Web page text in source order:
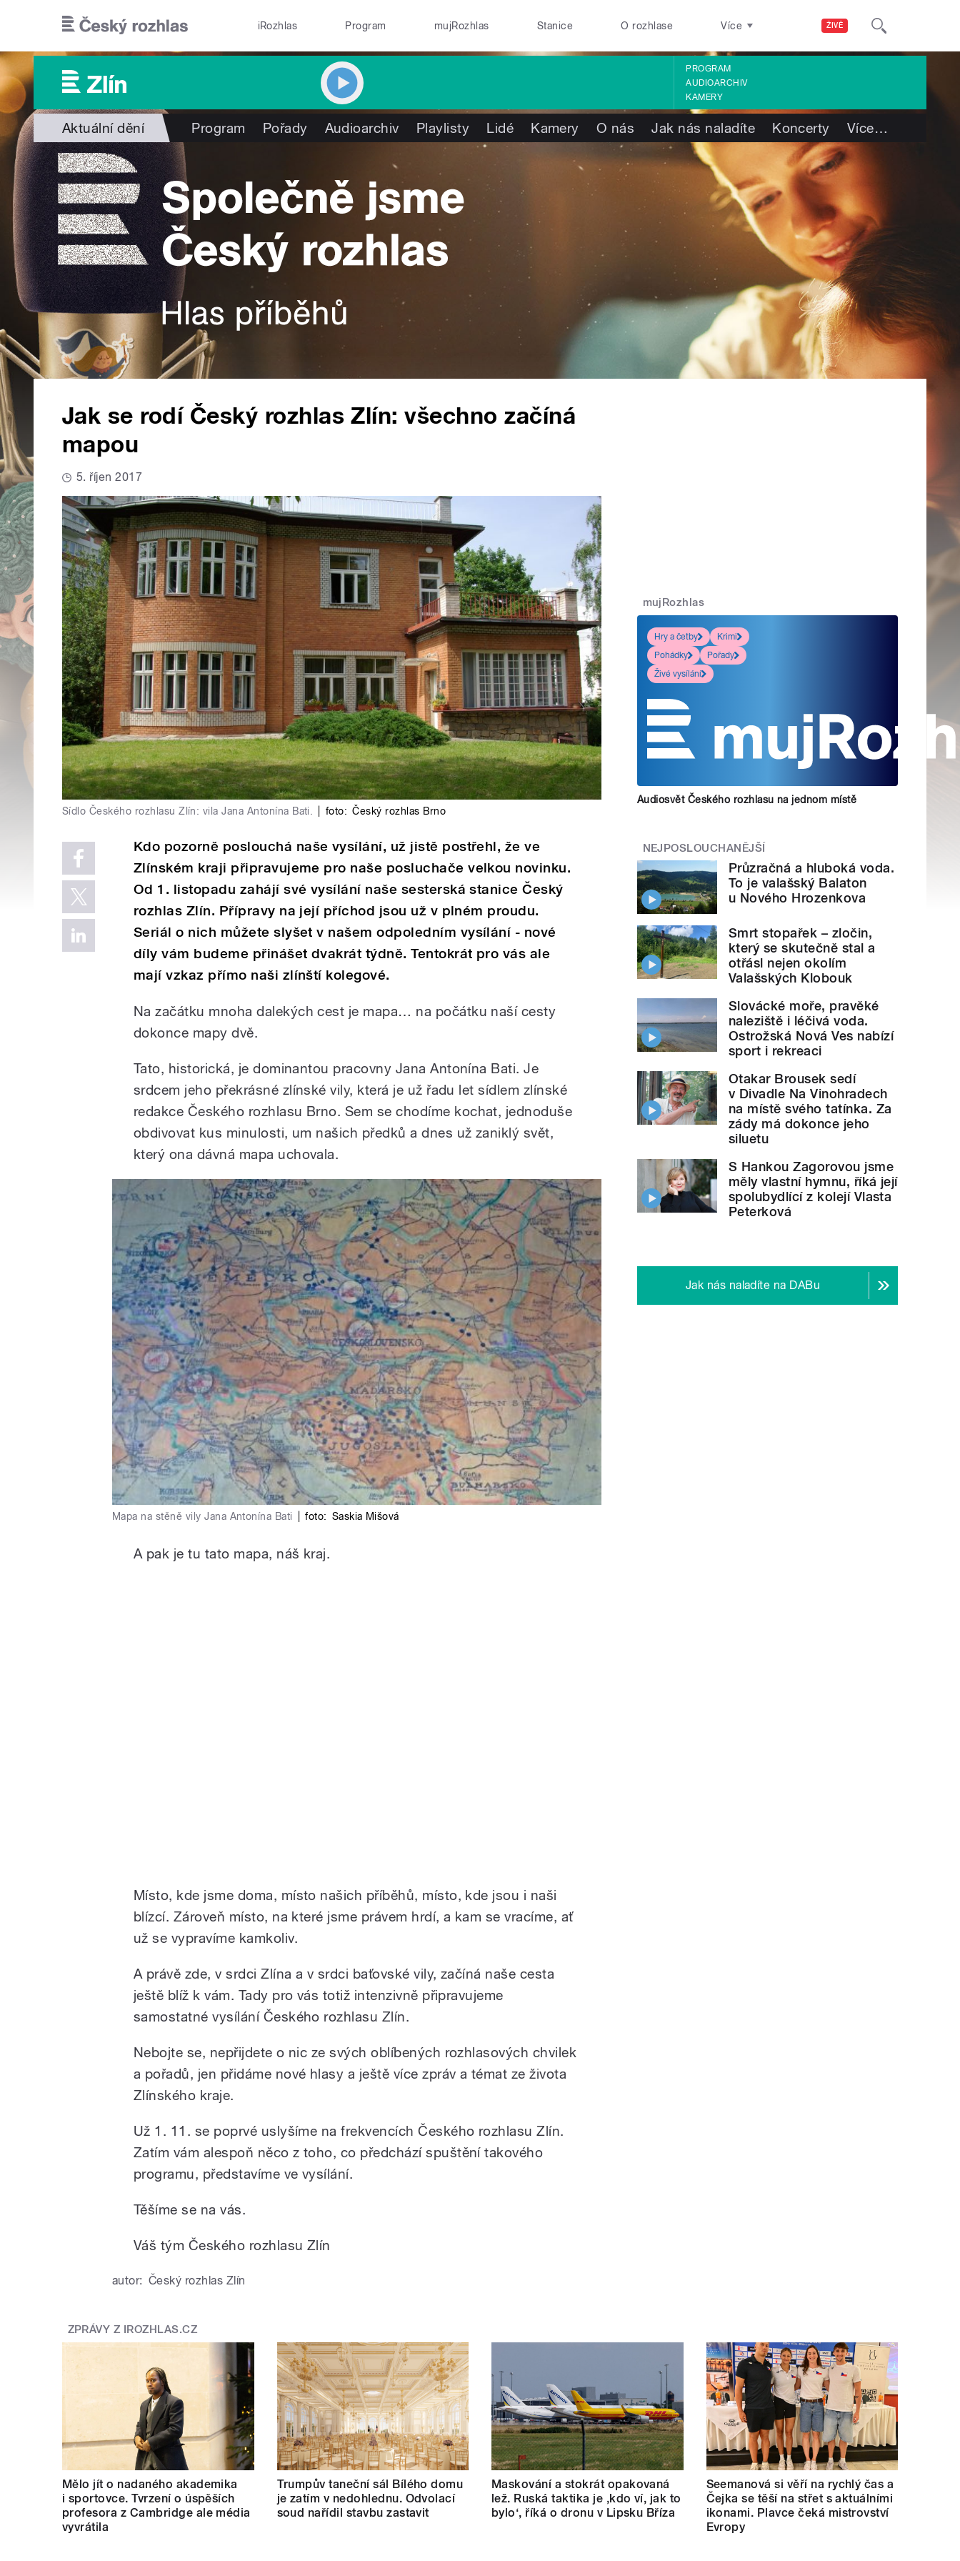
ŽIVĚ
iRozhlas Program mujRozhlas Stanice O rozhlase Více
PROGRAM
AUDIOARCHIV
KAMERY
Aktuální dění Program Pořady Audioarchiv Playlisty Lidé Kamery O nás Jak nás naladíte Koncerty Více…
Jak se rodí Český rozhlas Zlín: všechno začíná
mapou
5. říjen 2017
Sídlo Českého rozhlasu Zlín: vila Jana Antonína Bati. foto: Český rozhlas Brno
Kdo pozorně poslouchá naše vysílání, už jistě postřehl, že ve
Zlínském kraji připravujeme pro naše posluchače velkou novinku.
Od 1. listopadu zahájí své vysílání naše sesterská stanice Český
rozhlas Zlín. Přípravy na její příchod jsou už v plném proudu.
Seriál o nich můžete slyšet v našem odpoledním vysílání - nové
díly vám budeme přinášet dvakrát týdně. Tentokrát pro vás ale
mají vzkaz přímo naši zlínští kolegové.
Na začátku mnoha dalekých cest je mapa… na počátku naší cesty
dokonce mapy dvě.
Tato, historická, je dominantou pracovny Jana Antonína Bati. Je
srdcem jeho překrásné zlínské vily, která je už řadu let sídlem zlínské
redakce Českého rozhlasu Brno. Sem se chodíme kochat, jednoduše
obdivovat kus minulosti, um našich předků a dnes už zaniklý svět,
který ona dávná mapa uchovala.
Mapa na stěně vily Jana Antonína Bati foto: Saskia Mišová
A pak je tu tato mapa, náš kraj.
Místo, kde jsme doma, místo našich příběhů, místo, kde jsou i naši
blízcí. Zároveň místo, na které jsme právem hrdí, a kam se vracíme, ať
už se vypravíme kamkoliv.
A právě zde, v srdci Zlína a v srdci baťovské vily, začíná naše cesta
ještě blíž k vám. Tady pro vás totiž intenzivně připravujeme
samostatné vysílání Českého rozhlasu Zlín.
Nebojte se, nepřijdete o nic ze svých oblíbených rozhlasových chvilek
a pořadů, jen přidáme nové hlasy a ještě více zpráv a témat ze života
Zlínského kraje.
Už 1. 11. se poprvé uslyšíme na frekvencích Českého rozhlasu Zlín.
Zatím vám alespoň něco z toho, co předchází spuštění takového
programu, představíme ve vysílání.
Těšíme se na vás.
Váš tým Českého rozhlasu Zlín
autor: Český rozhlas Zlín
mujRozhlas
Hry a četby
Krimi
Pohádky
Pořady
Živé vysílání
Audiosvět Českého rozhlasu na jednom místě
NEJPOSLOUCHANĚJŠÍ
Průzračná a hluboká voda.
To je valašský Balaton
u Nového Hrozenkova
Smrt stopařek – zločin,
který se skutečně stal a
otřásl nejen okolím
Valašských Klobouk
Slovácké moře, pravěké
naleziště i léčivá voda.
Ostrožská Nová Ves nabízí
sport i rekreaci
Otakar Brousek sedí
v Divadle Na Vinohradech
na místě svého tatínka. Za
zády má dokonce jeho
siluetu
S Hankou Zagorovou jsme
měly vlastní hymnu, říká její
spolubydlící z kolejí Vlasta
Peterková
Jak nás naladíte na DABu
ZPRÁVY Z IROZHLAS.CZ
Mělo jít o nadaného akademika
i sportovce. Tvrzení o úspěších
profesora z Cambridge ale média
vyvrátila
Trumpův taneční sál Bílého domu
je zatím v nedohlednu. Odvolací
soud nařídil stavbu zastavit
Maskování a stokrát opakovaná
lež. Ruská taktika je ‚kdo ví, jak to
bylo‘, říká o dronu v Lipsku Bříza
Seemanová si věří na rychlý čas a
Čejka se těší na střet s aktuálními
ikonami. Plavce čeká mistrovství
Evropy